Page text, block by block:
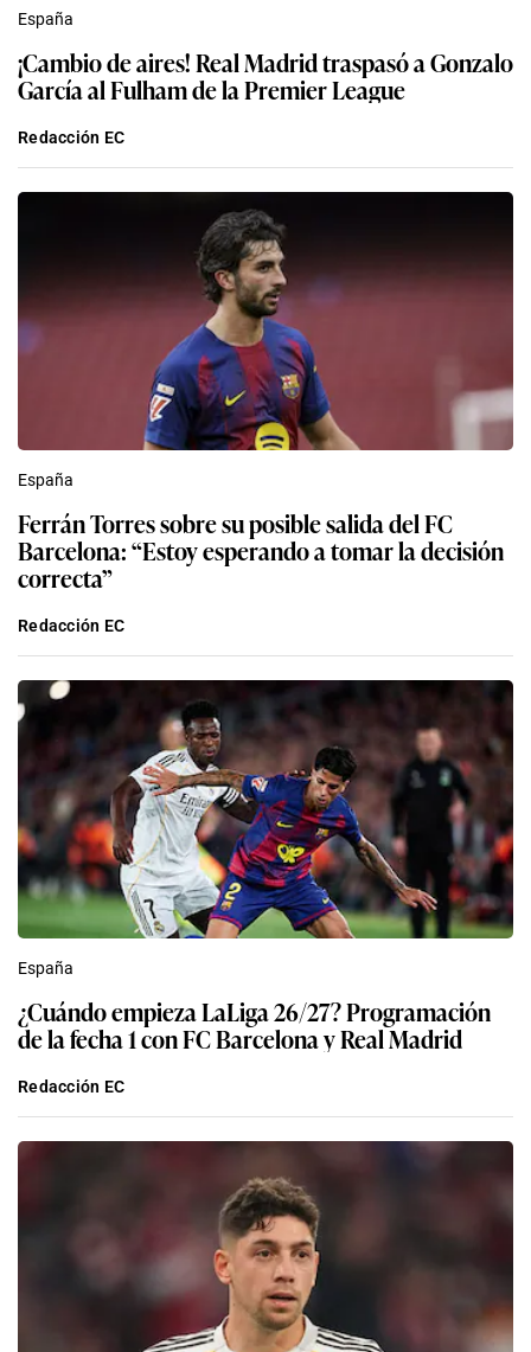
España
¡Cambio de aires! Real Madrid traspasó a Gonzalo
García al Fulham de la Premier League
Redacción EC
España
Ferrán Torres sobre su posible salida del FC
Barcelona: “Estoy esperando a tomar la decisión
correcta”
Redacción EC
España
¿Cuándo empieza LaLiga 26/27? Programación
de la fecha 1 con FC Barcelona y Real Madrid
Redacción EC